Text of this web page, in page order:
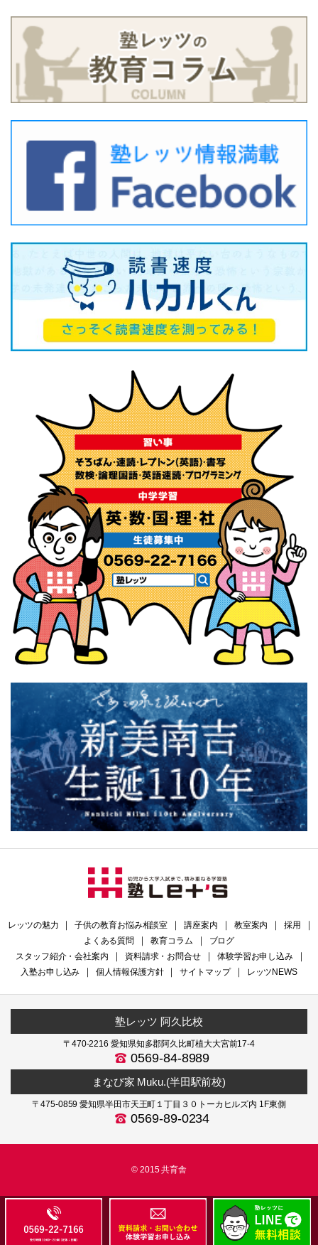
レッツの魅力 ｜ 子供の教育お悩み相談室 ｜ 講座案内 ｜ 教室案内 ｜ 採用
｜
よくある質問
｜ 教育コラム ｜
ブログ
スタッフ紹介・会社案内
｜ 資料請求・お問合せ ｜ 体験学習お申し込み
｜
入塾お申し込み
｜ 個人情報保護方針 ｜ サイトマップ ｜ レッツNEWS
塾レッツ 阿久比校
〒470-2216 愛知県知多郡阿久比町植大大宮前17-4
0569-84-8989
まなび家 Muku.(半田駅前校)
〒475-0859 愛知県半田市天王町１丁目３０トーカヒルズ内 1F東側
0569-89-0234
© 2015 共育舎